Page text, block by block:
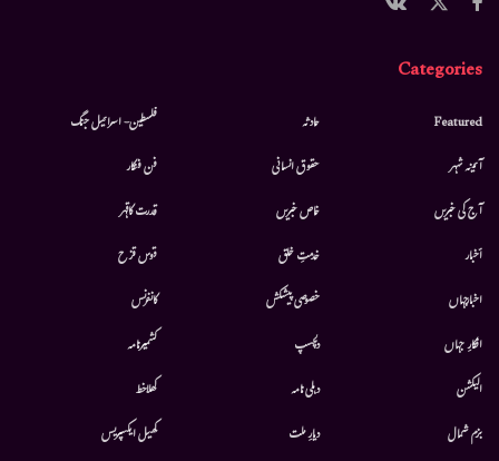
Categories
Featured
آئینہ شہر
آج کی خبریں
أخبار
اخبارجہاں
افکارِ جہاں
الیکشن
بزم شمال
حادثہ
حقوق انسانی
خاص خبریں
خدمتِ خلق
خصوصی پیشکش
دلچسپ
دہلی نامہ
دیارِ ملت
فلسطین- اسرائیل جنگ
فن فنکار
قدرت کاقہر
قوس قزح
کانفرنس
کشمیرنامہ
کھلاخط
کھیل ایکسپریس